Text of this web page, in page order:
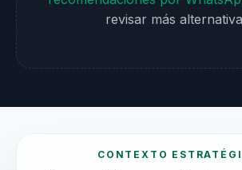
revisar más
CONTEXTO